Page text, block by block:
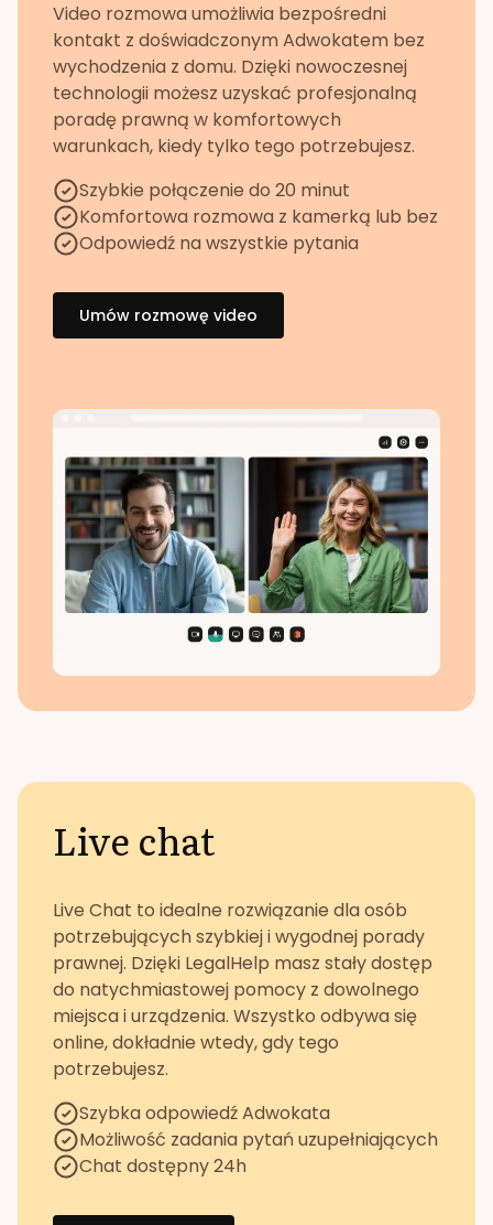
Video rozmowa umożliwia bezpośredni
kontakt z doświadczonym Adwokatem bez
wychodzenia z domu. Dzięki nowoczesnej
technologii możesz uzyskać profesjonalną
poradę prawną w komfortowych
warunkach, kiedy tylko tego potrzebujesz.
Szybkie połączenie do 20 minut
Komfortowa rozmowa z kamerką lub bez
Odpowiedź na wszystkie pytania
Umów rozmowę video
Live chat
Live Chat to idealne rozwiązanie dla osób
potrzebujących szybkiej i wygodnej porady
prawnej. Dzięki LegalHelp masz stały dostęp
do natychmiastowej pomocy z dowolnego
miejsca i urządzenia. Wszystko odbywa się
online, dokładnie wtedy, gdy tego
potrzebujesz.
Szybka odpowiedź Adwokata
Możliwość zadania pytań uzupełniających
Chat dostępny 24h